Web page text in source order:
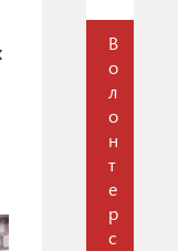
В
о
л
о
н
т
е
р
с